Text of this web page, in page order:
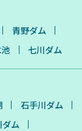
青野ダム
七川ダム
石手川ダム
ム